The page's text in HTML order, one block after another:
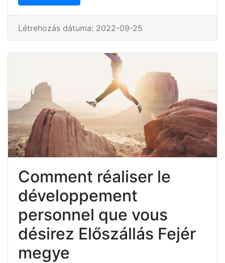
Létrehozás dátuma: 2022-09-25
Comment réaliser le
développement
personnel que vous
désirez Előszállás Fejér
megye